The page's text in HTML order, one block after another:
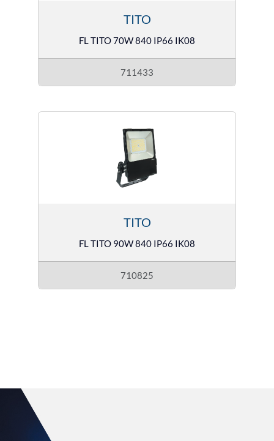
TITO
FL TITO 70W 840 IP66 IK08
711433
TITO
FL TITO 90W 840 IP66 IK08
710825